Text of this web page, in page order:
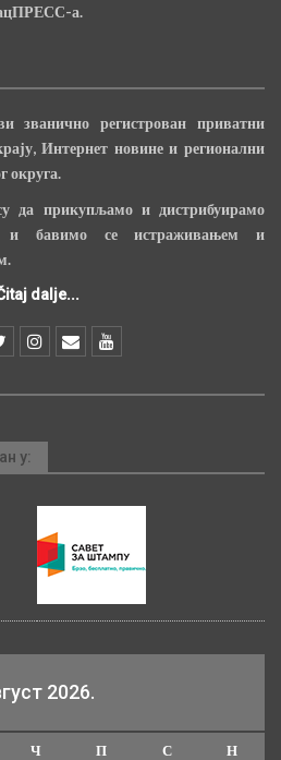
а.
регистрован приватни
Интернет новине и регионални
округа.
да прикупљамо и дистрибуирамо
и бавимо се истраживањем и
dalje...
у:
2026.
Ч П С Н